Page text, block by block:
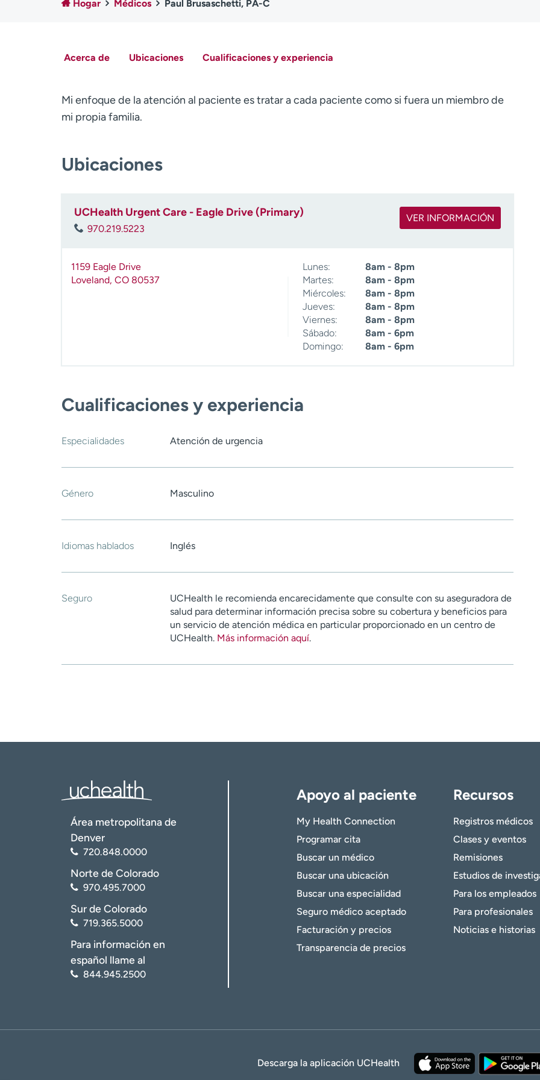
Hogar Médicos Paul Brusaschetti, PA-C
Acerca de Ubicaciones Cualificaciones y experiencia
Mi enfoque de la atención al paciente es tratar a cada paciente como si fuera un miembro de
mi propia familia.
Ubicaciones
UCHealth Urgent Care - Eagle Drive (Primary)
970.219.5223
VER INFORMACIÓN
1159 Eagle Drive
Loveland, CO 80537
Lunes:
8am - 8pm
Martes:
8am - 8pm
Miércoles:
8am - 8pm
Jueves:
8am - 8pm
Viernes:
8am - 8pm
Sábado:
8am - 6pm
Domingo:
8am - 6pm
Cualificaciones y experiencia
Especialidades Atención de urgencia
Género Masculino
Idiomas hablados Inglés
Seguro
UCHealth le recomienda encarecidamente que consulte con su aseguradora de
salud para determinar información precisa sobre su cobertura y beneficios para
un servicio de atención médica en particular proporcionado en un centro de
UCHealth. Más información aquí.
Área metropolitana de
Denver
720.848.0000
Norte de Colorado
970.495.7000
Sur de Colorado
719.365.5000
Para información en
español llame al
844.945.2500
Apoyo al paciente
My Health Connection
Programar cita
Buscar un médico
Buscar una ubicación
Buscar una especialidad
Seguro médico aceptado
Facturación y precios
Transparencia de precios
Recursos
Registros médicos
Clases y eventos
Remisiones
Estudios de
Para los empleados
Para profesionales
Noticias e historias
Descarga la aplicación UCHealth